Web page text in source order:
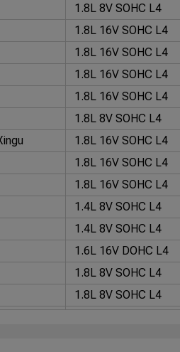
1.8L 8V SOHC L4
1.8L 16V SOHC L4
1.8L 16V SOHC L4
1.8L 16V SOHC L4
1.8L 16V SOHC L4
1.8L 8V SOHC L4
1.8L 16V SOHC L4
1.8L 16V SOHC L4
1.8L 16V SOHC L4
1.4L 8V SOHC L4
1.4L 8V SOHC L4
1.6L 16V DOHC L4
1.8L 8V SOHC L4
1.8L 8V SOHC L4